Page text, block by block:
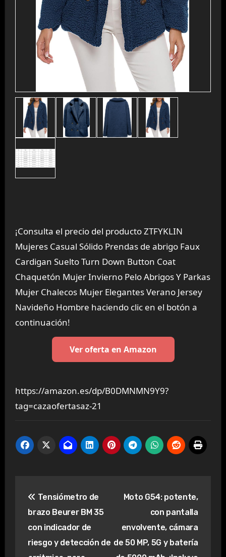
¡Consulta el precio del producto ZTFYKLIN
Mujeres Casual Sólido Prendas de abrigo Faux
Cardigan Suelto Turn Down Button Coat
Chaquetón Mujer Invierno Pelo Abrigos Y Parkas
Mujer Chalecos Mujer Elegantes Verano Jersey
Navideño Hombre haciendo clic en el botón a
continuación!
Ver oferta en Amazon
https://amazon.es/dp/B0DMNMN9Y9?
tag=cazaofertasaz-21
de
entradas
Tensiómetro de
brazo Beurer BM 35
con indicador de
riesgo y detección de
Moto G54: potente,
con pantalla
envolvente, cámara
de 50 MP, 5G y batería